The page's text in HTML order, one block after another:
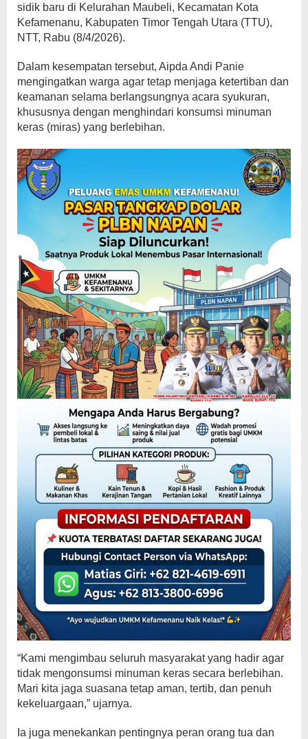
sidik baru di Kelurahan Maubeli, Kecamatan Kota
Kefamenanu, Kabupaten Timor Tengah Utara (TTU),
NTT, Rabu (8/4/2026).
Dalam kesempatan tersebut, Aipda Andi Panie
mengingatkan warga agar tetap menjaga ketertiban dan
keamanan selama berlangsungnya acara syukuran,
khususnya dengan menghindari konsumsi minuman
keras (miras) yang berlebihan.
“Kami mengimbau seluruh masyarakat yang hadir agar
tidak mengonsumsi minuman keras secara berlebihan.
Mari kita jaga suasana tetap aman, tertib, dan penuh
kekeluargaan,” ujarnya.
Ia juga menekankan pentingnya peran orang tua dan